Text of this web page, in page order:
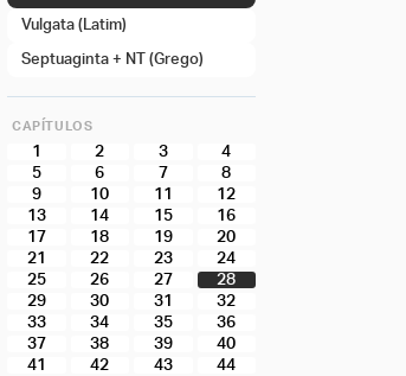
Vulgata (Latim)
Septuaginta + NT (Grego)
CAPÍTULOS
1 2 3
4
5
6 7
8
9
10 11
12
13
14 15
16
17
18 19
20
21
22 23
24
25
26 27
28
29
30 31
32
33
34 35
36
37
38 39
40
41
42 43
44